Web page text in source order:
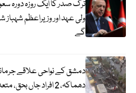
ترک صدر کا ایک روزہ دورہ
ولی عہد اور وزیراعظم
گے
دمشق کے نواحی علاقے
دھماکہ، 2 افراد جاں بحق، متعدد زخمی